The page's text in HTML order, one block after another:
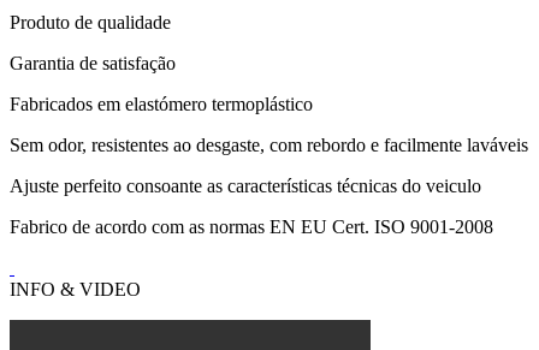
Produto de qualidade
Garantia de satisfação
Fabricados em elastómero termoplástico
Sem odor, resistentes ao desgaste, com rebordo e facilmente laváveis
Ajuste perfeito consoante as características técnicas do veiculo
Fabrico de acordo com as normas EN EU Cert. ISO 9001-2008
INFO & VIDEO